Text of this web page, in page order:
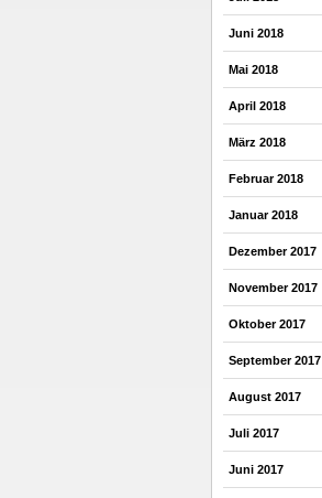
Juni 2018
Mai 2018
April 2018
März 2018
Februar 2018
Januar 2018
Dezember 2017
November 2017
Oktober 2017
September 2017
August 2017
Juli 2017
Juni 2017